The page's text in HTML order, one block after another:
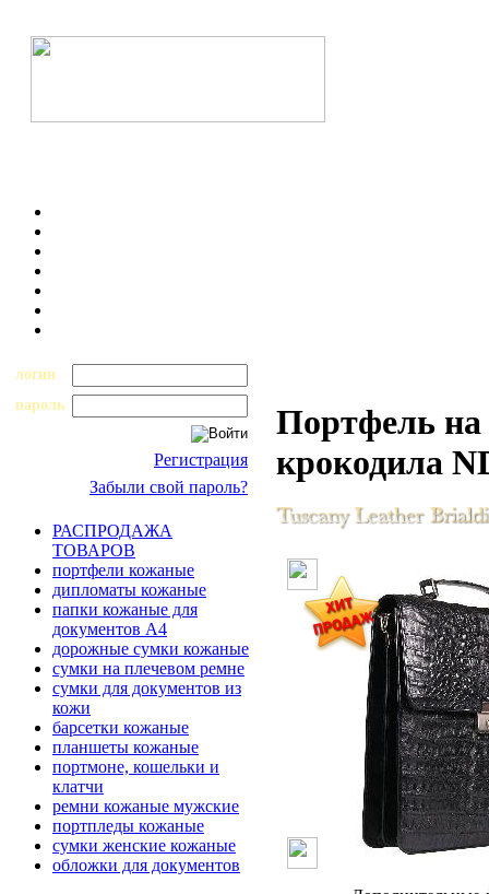
логин
пароль
Регистрация
Забыли свой пароль?
РАСПРОДАЖА
ТОВАРОВ
портфели кожаные
дипломаты кожаные
папки кожаные для
документов А4
дорожные сумки кожаные
сумки на плечевом ремне
сумки для документов из
кожи
барсетки кожаные
планшеты кожаные
портмоне, кошельки и
клатчи
ремни кожаные мужские
портпледы кожаные
сумки женские кожаные
обложки для документов
Портфель на
крокодила